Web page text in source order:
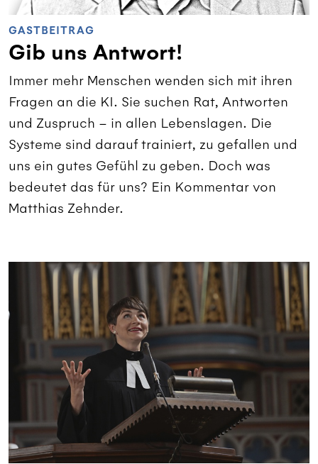
GASTBEITRAG
Gib uns Antwort!
Immer mehr Menschen wenden sich mit ihren
Fragen an die KI. Sie suchen Rat, Antworten
und Zuspruch – in allen Lebenslagen. Die
Systeme sind darauf trainiert, zu gefallen und
uns ein gutes Gefühl zu geben. Doch was
bedeutet das für uns? Ein Kommentar von
Matthias Zehnder.